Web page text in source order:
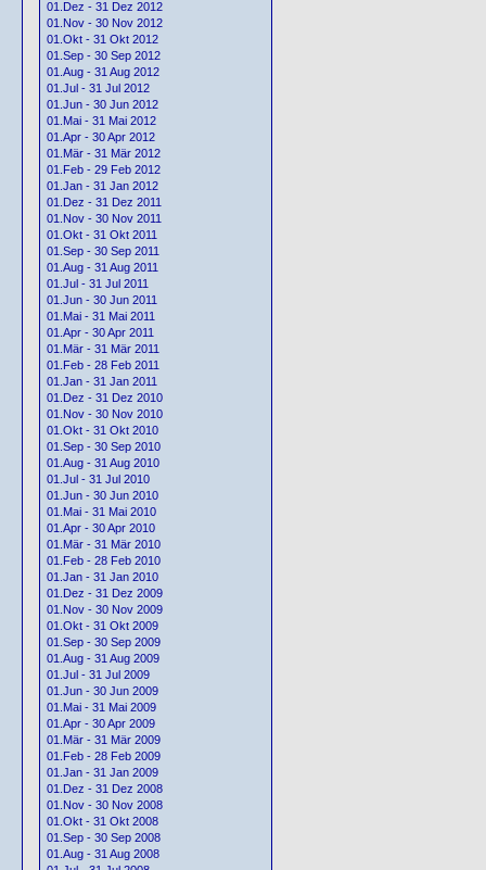
01.Dez - 31 Dez 2012
01.Nov - 30 Nov 2012
01.Okt - 31 Okt 2012
01.Sep - 30 Sep 2012
01.Aug - 31 Aug 2012
01.Jul - 31 Jul 2012
01.Jun - 30 Jun 2012
01.Mai - 31 Mai 2012
01.Apr - 30 Apr 2012
01.Mär - 31 Mär 2012
01.Feb - 29 Feb 2012
01.Jan - 31 Jan 2012
01.Dez - 31 Dez 2011
01.Nov - 30 Nov 2011
01.Okt - 31 Okt 2011
01.Sep - 30 Sep 2011
01.Aug - 31 Aug 2011
01.Jul - 31 Jul 2011
01.Jun - 30 Jun 2011
01.Mai - 31 Mai 2011
01.Apr - 30 Apr 2011
01.Mär - 31 Mär 2011
01.Feb - 28 Feb 2011
01.Jan - 31 Jan 2011
01.Dez - 31 Dez 2010
01.Nov - 30 Nov 2010
01.Okt - 31 Okt 2010
01.Sep - 30 Sep 2010
01.Aug - 31 Aug 2010
01.Jul - 31 Jul 2010
01.Jun - 30 Jun 2010
01.Mai - 31 Mai 2010
01.Apr - 30 Apr 2010
01.Mär - 31 Mär 2010
01.Feb - 28 Feb 2010
01.Jan - 31 Jan 2010
01.Dez - 31 Dez 2009
01.Nov - 30 Nov 2009
01.Okt - 31 Okt 2009
01.Sep - 30 Sep 2009
01.Aug - 31 Aug 2009
01.Jul - 31 Jul 2009
01.Jun - 30 Jun 2009
01.Mai - 31 Mai 2009
01.Apr - 30 Apr 2009
01.Mär - 31 Mär 2009
01.Feb - 28 Feb 2009
01.Jan - 31 Jan 2009
01.Dez - 31 Dez 2008
01.Nov - 30 Nov 2008
01.Okt - 31 Okt 2008
01.Sep - 30 Sep 2008
01.Aug - 31 Aug 2008